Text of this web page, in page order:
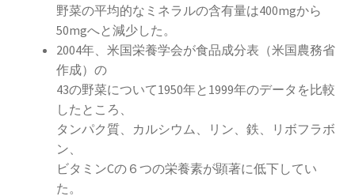
野菜の平均的なミネラルの含有量は400mgから
50mgへと減少した。
2004年、米国栄養学会が食品成分表（米国農務省
作成）の
43の野菜について1950年と1999年のデータを比較
したところ、
タンパク質、カルシウム、リン、鉄、リボフラボ
ン、
ビタミンCの６つの栄養素が顕著に低下してい
た。